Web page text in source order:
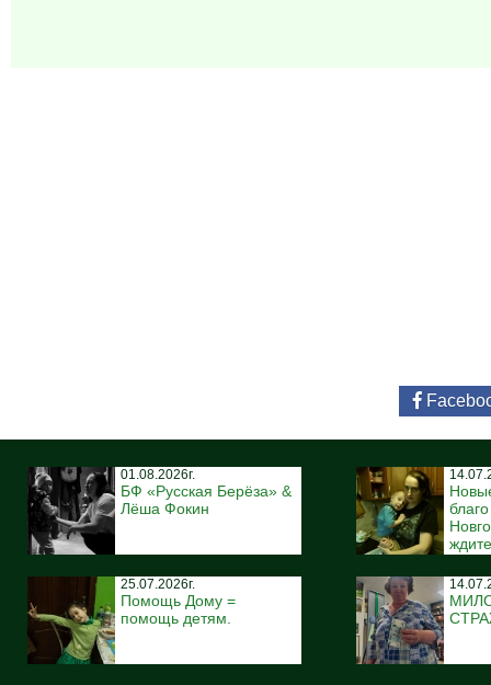
01.08.2026г.
БФ «Русская Берёза» &
Лёша Фокин
25.07.2026г.
Помощь Дому =
помощь детям.